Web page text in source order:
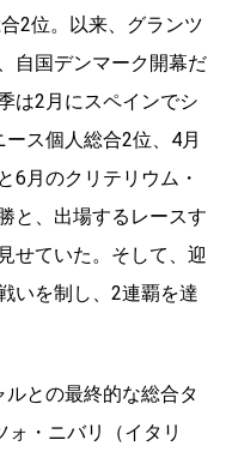
2位。以来、グランツ
自国デンマーク開幕だ
は2月にスペインでシ
ス個人総合2位、4月
6月のクリテリウム・
と、出場するレースす
せていた。そして、迎
いを制し、2連覇を達
との最終的な総合タ
・ニバリ（イタリ